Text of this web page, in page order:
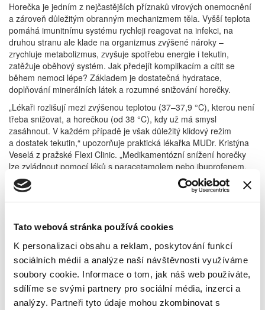
Tato webová stránka používá cookies
K personalizaci obsahu a reklam, poskytování funkcí
sociálních médií a analýze naší návštěvnosti využíváme
soubory cookie. Informace o tom, jak náš web používáte,
sdílíme se svými partnery pro sociální média, inzerci a
analýzy. Partneři tyto údaje mohou zkombinovat s
Horečka je jedním z nejčastějších příznaků virových onemocnění
a zároveň důležitým obranným mechanizmem těla. Vyšší teplota
pomáhá imunitnímu systému rychleji reagovat na infekci, na
druhou stranu ale klade na organizmus zvýšené nároky –
zrychluje metabolizmus, zvyšuje spotřebu energie i tekutin,
zatěžuje oběhový systém. Jak předejít komplikacím a cítit se
během nemoci lépe? Základem je dostatečná hydratace,
doplňování minerálních látek a rozumné snižování horečky.
„Lékaři rozlišují mezi zvýšenou teplotou (37–37,9 °C), kterou není
třeba snižovat, a horečkou (od 38 °C), kdy už má smysl
zasáhnout. V každém případě je však důležitý klidový režim
a dostatek tekutin,“ upozorňuje praktická lékařka MUDr. Kristýna
Veselá z pražské Flexi Clinic. „Medikamentózní snížení horečky
lze zvládnout pomocí léků s paracetamolem nebo ibuprofenem,
silnější metamizol je vázán na předpis. Cílem není dostat teplotu
na normální hodnotu, stačí ji snížit o 1–2 °C, aby se tělu ulevilo.
Účinné tak mohou být i nefarmakologické postupy jako
minutách případně opakovat) nebo zábaly hrudníku a břicha (na
ničím nepřikrývat). Nikdy však nesprchujeme ani nedáváme
zábaly při mramorované kůži nebo studených, promodralých
končetinách. Důležité je také nepřehřívat místnosti, často větrat
a nezabalovat se do příliš teplých peřin,“ dodává.
Není tedy nutné se snažit horečku za každou cenu potlačit, tělo ji